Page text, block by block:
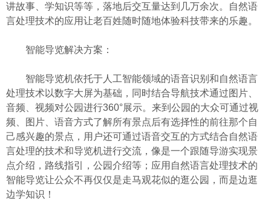
讲故事、学知识等等，落地后交互量达到几万余次。自然语
言处理技术的应用让老百姓随时随地体验科技带来的乐趣。
智能导览解决方案：
智能导览机依托于人工智能领域的语音识别和自然语言
处理技术以数字大屏为基础，同时结合导航技术通过图片、
音频、视频对公园进行360°展示。来到公园的大众可通过视
频、图片、语音方式了解所有景点后有选择性的前往那个自
己感兴趣的景点，用户还可通过语音交互的方式结合自然语
言处理的技术和导览机进行交流，像是一个跟随导游实现景
点介绍，路线指引，公园介绍等；应用自然语言处理技术的
智能导览让公众不再仅仅是走马观花似的逛公园，而是边逛
边学知识！